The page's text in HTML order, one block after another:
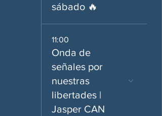
sábado 🔥
11:00
Onda de
señales por
nuestras
libertades |
Jasper CAN